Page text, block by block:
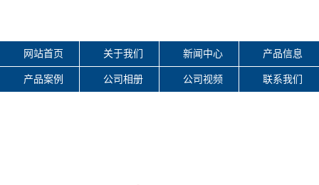
网站首页 关于我们 新闻中心 产品信息
产品案例 公司相册 公司视频 联系我们